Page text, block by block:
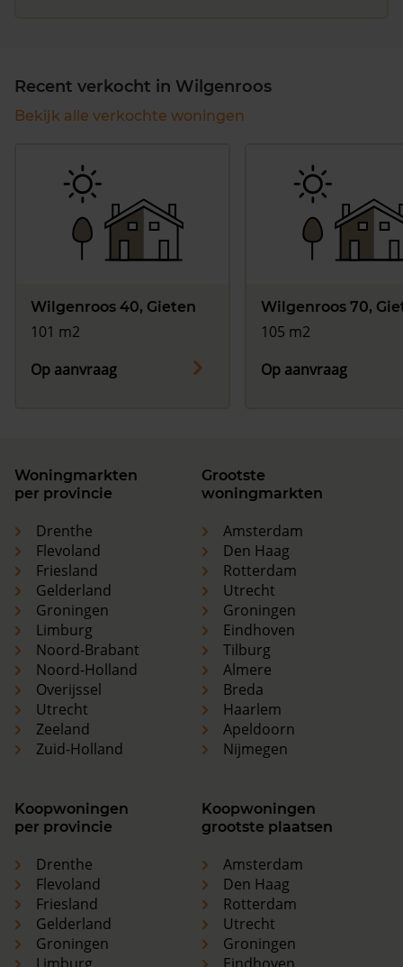
Recent verkocht in Wilgenroos
Bekijk alle verkochte woningen
Wilgenroos 40, Gieten
101 m2
Op aanvraag
Wilgenroos 70,
105 m2
Op aanvraag
Woningmarkten
per provincie
Drenthe
Flevoland
Friesland
Gelderland
Groningen
Limburg
Noord-Brabant
Noord-Holland
Overijssel
Utrecht
Zeeland
Zuid-Holland
Grootste
woningmarkten
Amsterdam
Den Haag
Rotterdam
Utrecht
Groningen
Eindhoven
Tilburg
Almere
Breda
Haarlem
Apeldoorn
Nijmegen
Koopwoningen
per provincie
Drenthe
Flevoland
Friesland
Gelderland
Groningen
Koopwoningen
grootste plaatsen
Amsterdam
Den Haag
Rotterdam
Utrecht
Groningen